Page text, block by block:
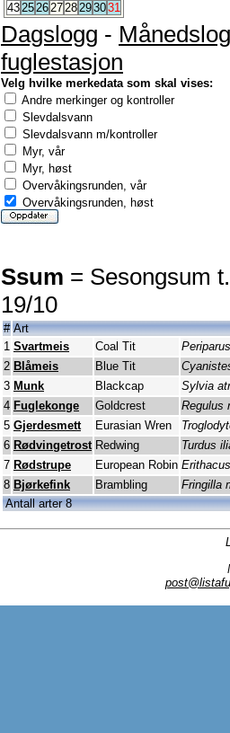
4325262728293031
Dagslogg -
fuglestasjon
Velg hvilke merkedata som skal vises:
Andre merkinger og kontroller
Slevdalsvann
Slevdalsvann m/kontroller
Myr, vår
Myr, høst
Overvåkingsrunden, vår
Overvåkingsrunden, høst
Ssum = Sesongsum
19/10
# Art
1 Svartmeis Coal Tit
2 Blåmeis Blue Tit
3 Munk Blackcap
Sylvia
4 Fuglekonge Goldcrest
Regulus
5 Gjerdesmett Eurasian Wren
6 Rødvingetrost Redwing
Turdus
7 Rødstrupe European Robin
8 Bjørkefink Brambling
Fringilla
Antall arter 8